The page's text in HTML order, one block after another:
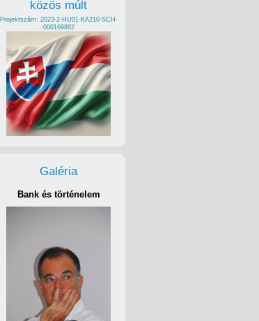
közös múlt
Projektszám: 2023-2-HU01-KA210-SCH-
000169882
Galéria
Bank és történelem